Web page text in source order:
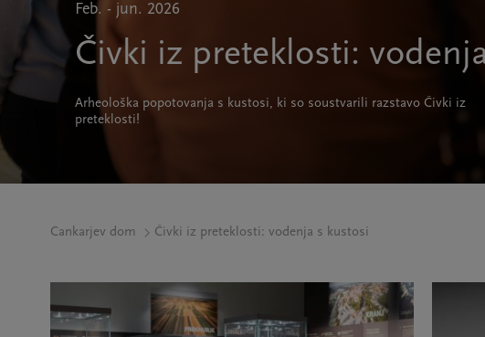
Feb. - jun. 2026
Čivki iz preteklosti:
Arheološka popotovanja s kustosi, ki so soustvarili razstavo Čivki iz
preteklosti!
Cankarjev dom Čivki iz preteklosti: vodenja s kustosi